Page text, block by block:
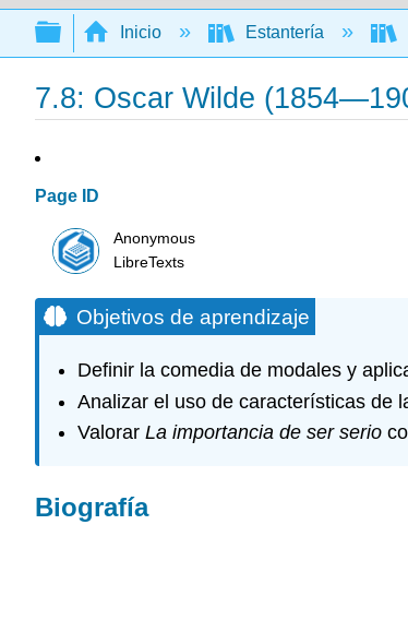
Buscar
Expandir/contraer jerarquía
Inicio Estantería
7.8: Oscar Wilde
Page ID
Anonymous
LibreTexts
Objetivos de aprendizaje
Definir la comedia de modales y
Analizar el uso de características de
Valorar La importancia de ser serio
Biografía